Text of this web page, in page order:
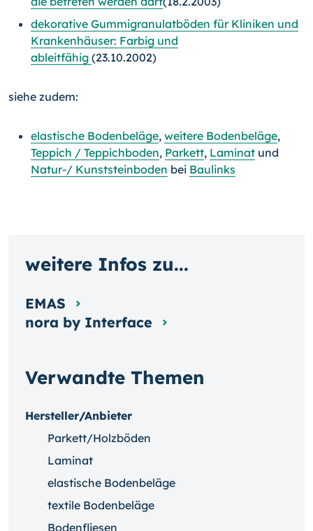
dekorative Gummigranulatböden für Kliniken und
Krankenhäuser: Farbig und
ableitfähig (23.10.2002)
siehe zudem:
elastische Bodenbeläge, weitere Bodenbeläge,
Teppich / Teppichboden, Parkett, Laminat und
Natur-/ Kunststeinboden bei Baulinks
Verwandte Themen
Hersteller/Anbieter
Parkett/Holzböden
Laminat
elastische Bodenbeläge
textile Bodenbeläge
Bodenfliesen
weitere Infos zu...
EMAS
nora by Interface